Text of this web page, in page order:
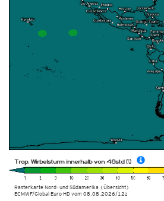
Rasterkarte Nord- und Südamerika (Übersicht)
ECMWF/Global Euro HD vom 08.08.2026/12z
Trop. Wirbelsturm innerhalb von 48std (%)